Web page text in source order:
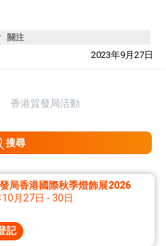
關注
2023年9月27日
香港貿發局活動
搜尋
局香港國際秋季燈飾展2026
月27日 - 30日
記